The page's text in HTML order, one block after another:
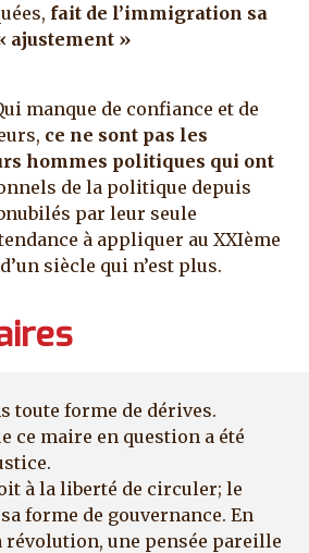
fait de l’immigration sa
ajustement »
manque de confiance et de
ce ne sont pas les
hommes politiques qui ont
de la politique depuis
par leur seule
à appliquer au XXIème
siècle qui n’est plus.
toute forme de dérives.
ce maire en question a été
à la liberté de circuler; le
forme de gouvernance. En
révolution, une pensée pareille